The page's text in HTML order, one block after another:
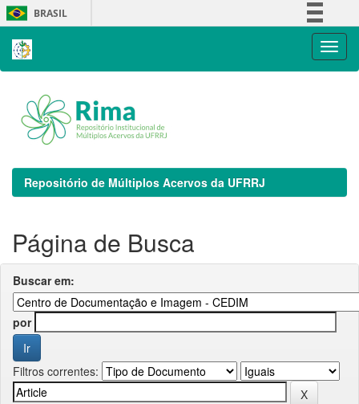
Skip
navigation
BRASIL
Repositório de Múltiplos Acervos da UFRRJ
Página de Busca
Buscar em:
por
Filtros correntes: